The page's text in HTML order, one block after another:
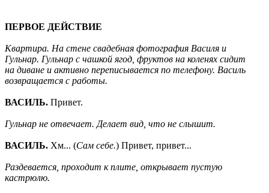
ПЕРВОЕ ДЕЙСТВИЕ
Квартира. На стене свадебная фотография Василя и
Гульнар. Гульнар с чашкой ягод, фруктов на коленях сидит
на диване и активно переписывается по телефону. Василь
возвращается с работы.
ВАСИЛЬ. Привет.
Гульнар не отвечает. Делает вид, что не слышит.
ВАСИЛЬ. Хм... (Сам себе.) Привет, привет...
Раздевается, проходит к плите, открывает пустую
кастрюлю.